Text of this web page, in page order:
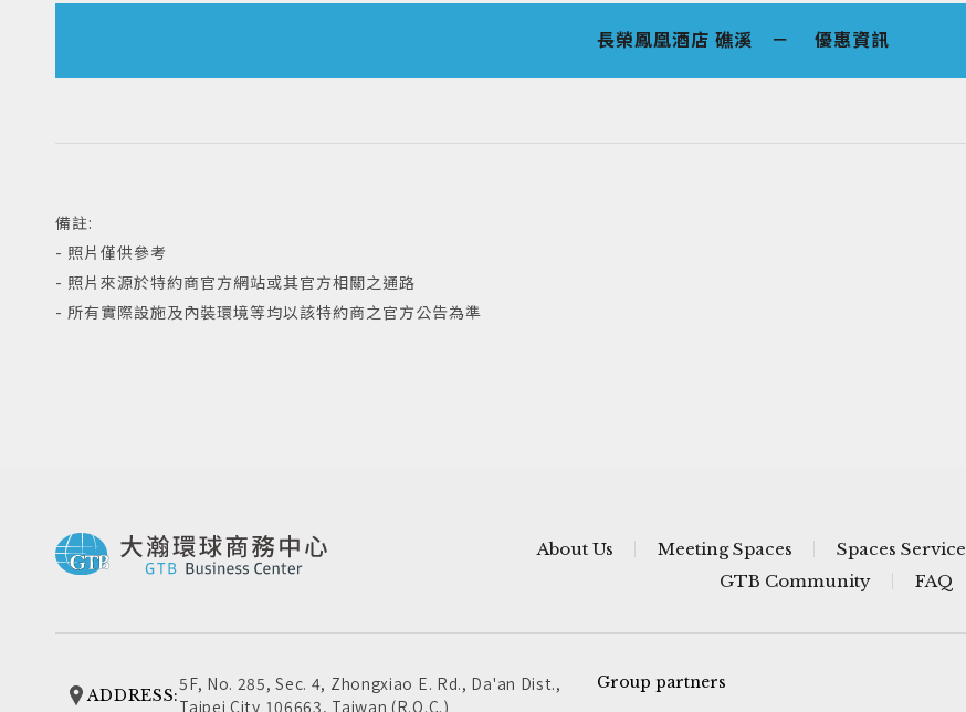
長榮鳳凰酒店 礁溪 － 優惠資訊
備註:
- 照片僅供參考
- 照片來源於特約商官方網站或其官方相關之通路
- 所有實際設施及內裝環境等均以該特約商之官方公告為準
About Us Meeting Spaces Spaces Service
GTB Community
FAQ
ADDRESS:
5F, No. 285, Sec. 4, Zhongxiao E. Rd., Da'an Dist.,
Taipei City 106663, Taiwan (R.O.C.)
Group partners